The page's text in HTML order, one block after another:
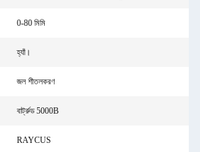
0-80 মিমি
হ্যাঁ।
জল শীতলকরণ
বার্ট্রুড 5000B
RAYCUS